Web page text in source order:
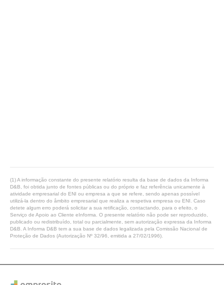
(1) A informação constante do presente relatório resulta da base de dados da Informa
D&B, foi obtida junto de fontes públicas ou do próprio e faz referência unicamente à
atividade empresarial do ENI ou empresa a que se refere, sendo apenas possível
utilizá-la dentro do âmbito empresarial que realiza a respetiva empresa ou ENI. Caso
detete algum erro poderá solicitar a sua retificação, contactando, para o efeito, o
Serviço de Apoio ao Cliente eInforma. O presente relatório não pode ser reproduzido,
publicado ou redistribuído, total ou parcialmente, sem autorização expressa da Informa
D&B. A Informa D&B tem a sua base de dados legalizada pela Comissão Nacional de
Proteção de Dados (Autorização Nº 32/96, emitida a 27/02/1996).